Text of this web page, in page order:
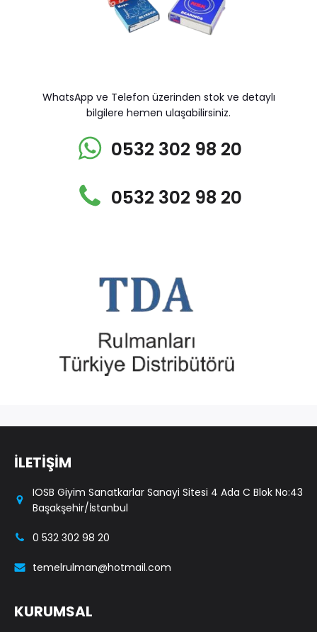
WhatsApp ve Telefon üzerinden stok ve detaylı
bilgilere hemen ulaşabilirsiniz.
0532 302 98 20
0532 302 98 20
İLETİŞİM
IOSB Giyim Sanatkarlar Sanayi Sitesi 4 Ada C Blok No:43
Başakşehir/İstanbul
0 532 302 98 20
temelrulman@hotmail.com
KURUMSAL